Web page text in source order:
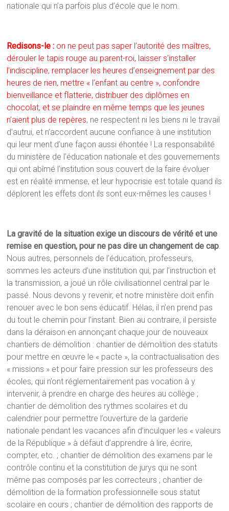
nationale qui n’a parfois plus d’école que le nom.
Redisons-le : on ne peut pas saper l’autorité des maîtres,
dérouler le tapis rouge au parent-roi, laisser s’installer
l’indiscipline, remplacer les heures d’enseignement par des
heures de rien, mettre « l’enfant au centre », confondre
bienveillance et flatterie, distribuer des diplômes en
chocolat, et se plaindre en même temps que les jeunes
n’aient plus de repères, ne respectent ni les biens ni le travail
d’autrui, et n’accordent aucune confiance à une institution
qui leur ment d’une façon aussi éhontée ! La responsabilité
du ministère de l’éducation nationale et des gouvernements
qui ont abîmé l’institution sous couvert de la faire évoluer
est en réalité immense, et leur hypocrisie est totale quand ils
déplorent les effets dont ils sont eux-mêmes les causes !
La gravité de la situation exige un discours de vérité et une
remise en question, pour ne pas dire un changement de cap
Nous autres, personnels de l’éducation, professeurs,
sommes les acteurs d’une institution qui, par l’instruction et
la transmission, a joué un rôle civilisationnel central par le
passé. Nous devons y revenir, et notre ministère doit enfin
renouer avec le bon sens éducatif. Hélas, il n’en prend pas
du tout le chemin pour l’instant. Bien au contraire, il persiste
dans la déraison en annonçant chaque jour de nouveaux
chantiers de démolition : chantier de démolition des statuts
pour mettre en œuvre le « pacte », la contractualisation des
« missions » et pour faire pression sur les professeurs des
écoles, qui n’ont réglementairement pas vocation à y
intervenir, à prendre en charge des heures au collège ;
chantier de démolition des rythmes scolaires et du
calendrier pour permettre l’ouverture de la garderie
nationale pendant les vacances afin d’inculquer les « valeurs
de la République » à défaut d’apprendre à lire, écrire,
compter, etc. ; chantier de démolition des examens par le
contrôle continu et la constitution de jurys qui ne sont
même pas composés par les correcteurs ; chantier de
démolition de la formation professionnelle sous statut
scolaire en cours ; chantier de démolition des rapports de